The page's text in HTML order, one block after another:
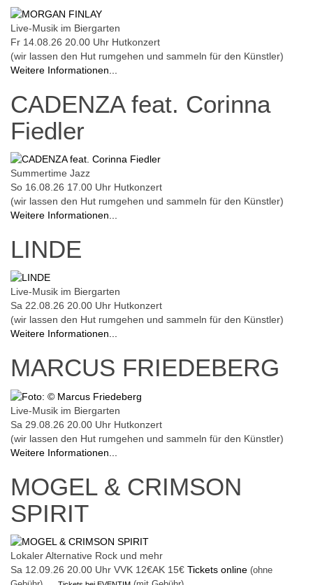
Live-Musik im Biergarten
Fr 14.08.26 20.00 Uhr Hutkonzert
(wir lassen den Hut rumgehen und sammeln für den Künstler)
Weitere Informationen...
CADENZA feat. Corinna
Fiedler
Summertime Jazz
So 16.08.26 17.00 Uhr Hutkonzert
(wir lassen den Hut rumgehen und sammeln für den Künstler)
Weitere Informationen...
LINDE
Live-Musik im Biergarten
Sa 22.08.26 20.00 Uhr Hutkonzert
(wir lassen den Hut rumgehen und sammeln für den Künstler)
Weitere Informationen...
MARCUS FRIEDEBERG
Live-Musik im Biergarten
Sa 29.08.26 20.00 Uhr Hutkonzert
(wir lassen den Hut rumgehen und sammeln für den Künstler)
Weitere Informationen...
MOGEL & CRIMSON
SPIRIT
Lokaler Alternative Rock und mehr
Sa 12.09.26 20.00 Uhr VVK 12€AK 15€ Tickets online (ohne